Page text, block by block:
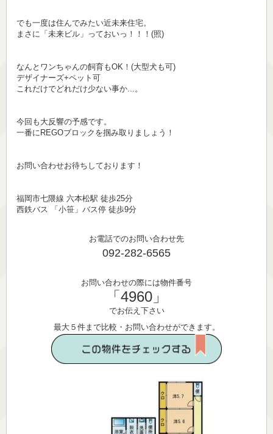
でも一度は住んでみたい近未来住宅。
まさに「未来ビル」っておいっ！！！(照)
なんとワンちゃんの飼育もOK！(大型犬も可)
デザイナーズ+ペット可
これだけでどれだけ少ない事か...。
今回も大反響の予感です。
一番にREGOブロックを掴み取りましょう！
お問い合わせお待ちしております！
福岡市七隈線 六本松駅 徒歩25分
西鉄バス 「小笹」バス停 徒歩9分
お電話でのお問い合わせ先
092-282-6565
お問い合わせの際には物件番号
「4960」
でお伝え下さい
最大５件まで比較・お問い合わせができます。